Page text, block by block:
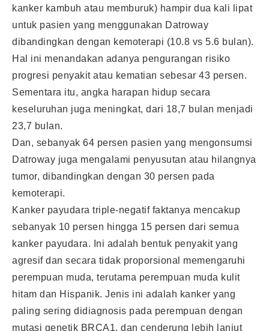
kanker kambuh atau memburuk) hampir dua kali lipat
untuk pasien yang menggunakan Datroway
dibandingkan dengan kemoterapi (10.8 vs 5.6 bulan).
Hal ini menandakan adanya pengurangan risiko
progresi penyakit atau kematian sebesar 43 persen.
Sementara itu, angka harapan hidup secara
keseluruhan juga meningkat, dari 18,7 bulan menjadi
23,7 bulan.
Dan, sebanyak 64 persen pasien yang mengonsumsi
Datroway juga mengalami penyusutan atau hilangnya
tumor, dibandingkan dengan 30 persen pada
kemoterapi.
Kanker payudara triple-negatif faktanya mencakup
sebanyak 10 persen hingga 15 persen dari semua
kanker payudara. Ini adalah bentuk penyakit yang
agresif dan secara tidak proporsional memengaruhi
perempuan muda, terutama perempuan muda kulit
hitam dan Hispanik. Jenis ini adalah kanker yang
paling sering didiagnosis pada perempuan dengan
mutasi genetik BRCA1, dan cenderung lebih lanjut